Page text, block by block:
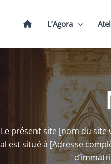
L’Agora
présent site [nom du
est situé à [Adresse